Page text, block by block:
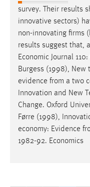
survey. Their results
innovative sectors)
non-innovating firms
results suggest that,
Economic Journal
Burgess (1998), New
evidence from a two
Innovation and New
Change. Oxford
Førre (1998),
economy: Evidence
1982-92. Economics